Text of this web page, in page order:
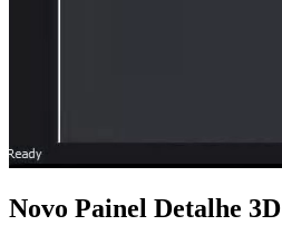
Novo Painel Detalhe 3D